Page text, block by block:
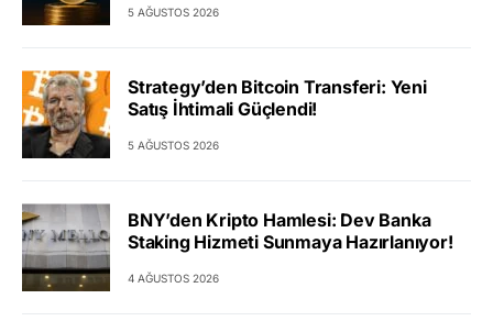
5 AĞUSTOS 2026
Strategy’den Bitcoin Transferi: Yeni
Satış İhtimali Güçlendi!
5 AĞUSTOS 2026
BNY’den Kripto Hamlesi: Dev Banka
Staking Hizmeti Sunmaya Hazırlanıyor!
4 AĞUSTOS 2026